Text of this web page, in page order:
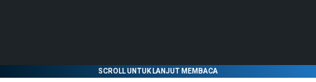
SCROLL UNTUK LANJUT MEMBACA